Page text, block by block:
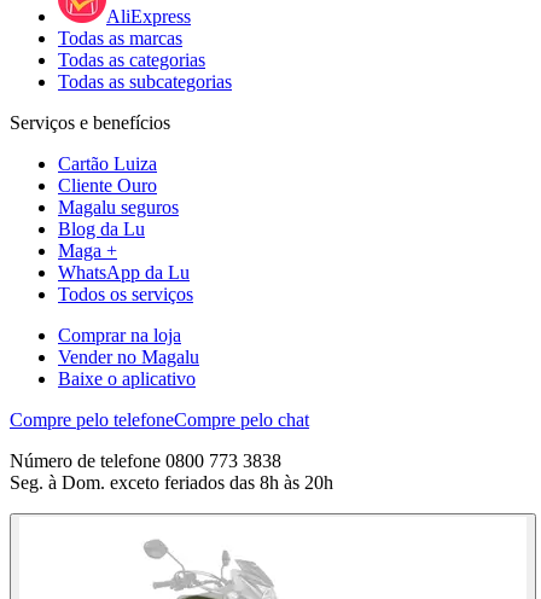
AliExpress
Todas as marcas
Todas as categorias
Todas as subcategorias
Serviços e benefícios
Cartão Luiza
Cliente Ouro
Magalu seguros
Blog da Lu
Maga +
WhatsApp da Lu
Todos os serviços
Comprar na loja
Vender no Magalu
Baixe o aplicativo
Compre pelo telefoneCompre pelo chat
Número de telefone 0800 773 3838
Seg. à Dom. exceto feriados das 8h às 20h